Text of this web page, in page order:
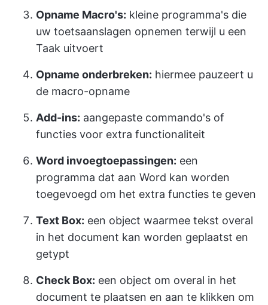
Opname Macro's: kleine programma's die
uw toetsaanslagen opnemen terwijl u een
Taak uitvoert
Opname onderbreken: hiermee pauzeert u
de macro-opname
Add-ins: aangepaste commando's of
functies voor extra functionaliteit
Word invoegtoepassingen: een
programma dat aan Word kan worden
toegevoegd om het extra functies te geven
Text Box: een object waarmee tekst overal
in het document kan worden geplaatst en
getypt
Check Box: een object om overal in het
document te plaatsen en aan te klikken om